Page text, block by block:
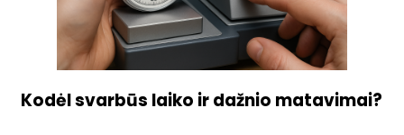
Kodėl svarbūs laiko ir dažnio matavimai?